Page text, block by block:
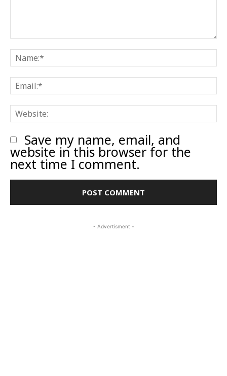
Comment:
Save my name, email, and
website in this browser for the
next time I comment.
- Advertisment -